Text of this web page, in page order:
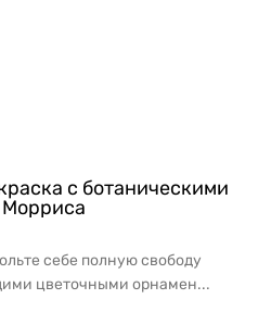
с ботаническими
себе полную свободу
цветочными орнамен...